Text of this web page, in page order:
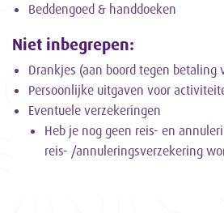
Beddengoed & handdoeken
Niet inbegrepen:
Drankjes (aan boord tegen betaling
Persoonlijke uitgaven voor
Eventuele verzekeringen
Heb je nog geen reis- en
reis- /annuleringsverzekering